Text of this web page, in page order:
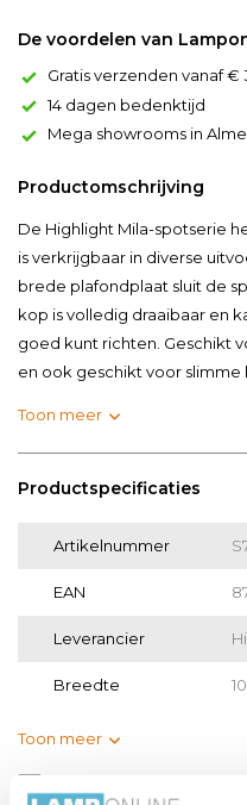
De voordelen van
Gratis verzenden vanaf €
14 dagen bedenktijd
Mega showrooms in
Productomschrijving
De Highlight Mila-spotserie
is verkrijgbaar in diverse
brede plafondplaat sluit de
kop is volledig draaibaar en
goed kunt richten. Geschikt
en ook geschikt voor slimme
Toon meer
Productspecificaties
Artikelnummer
EAN
Leverancier
Breedte
Toon meer